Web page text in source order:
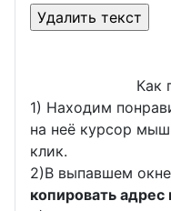
Как
1) Находим
на неё курсор
клик.
2)В выпавшем
копировать